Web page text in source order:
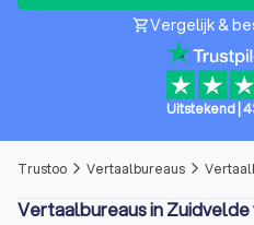
shopping_cartVergelijk &
Uitstekend|
Trustoo arrow_forward_ios Vertaalbureaus arrow_forward_ios
Vertaalbureaus in